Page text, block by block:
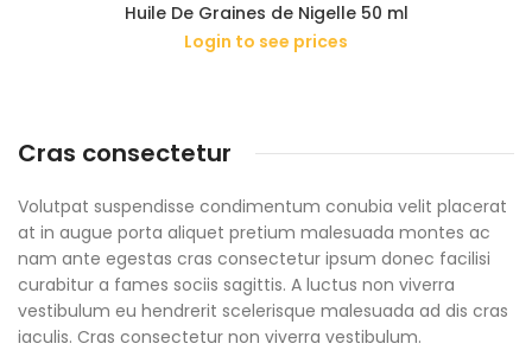
Huile De Graines de Nigelle 50 ml
Login to see prices
Cras consectetur
Volutpat suspendisse condimentum conubia velit placerat
at in augue porta aliquet pretium malesuada montes ac
nam ante egestas cras consectetur ipsum donec facilisi
curabitur a fames sociis sagittis. A luctus non viverra
vestibulum eu hendrerit scelerisque malesuada ad dis cras
iaculis. Cras consectetur non viverra vestibulum.